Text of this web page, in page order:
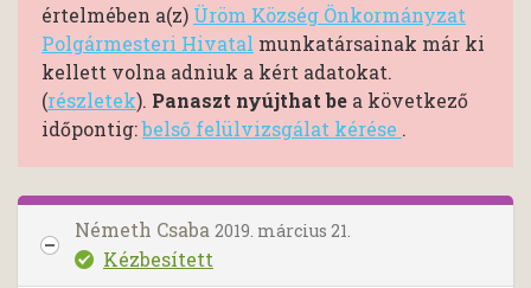
értelmében a(z) Üröm Község Önkormányzat
Polgármesteri Hivatal munkatársainak már ki
kellett volna adniuk a kért adatokat.
(részletek). Panaszt nyújthat be a következő
időpontig:belső felülvizsgálat kérése .
Németh Csaba 2019. március 21.
Kézbesített